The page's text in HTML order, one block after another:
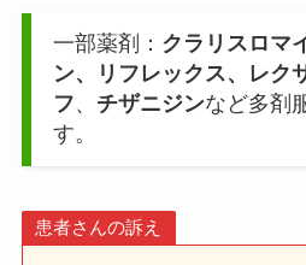
一部薬剤： クラリスロマ
ン、リフレックス、レク
フ、 チザニジンなど多剤
す。
患者さんの訴え